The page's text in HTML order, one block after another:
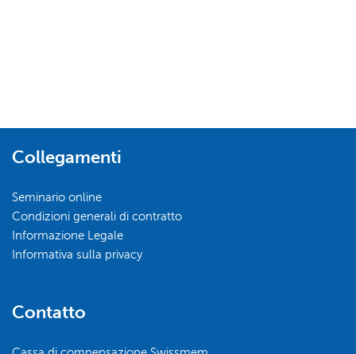
Collegamenti
Seminario online
Condizioni generali di contratto
Informazione Legale
Informativa sulla privacy
Contatto